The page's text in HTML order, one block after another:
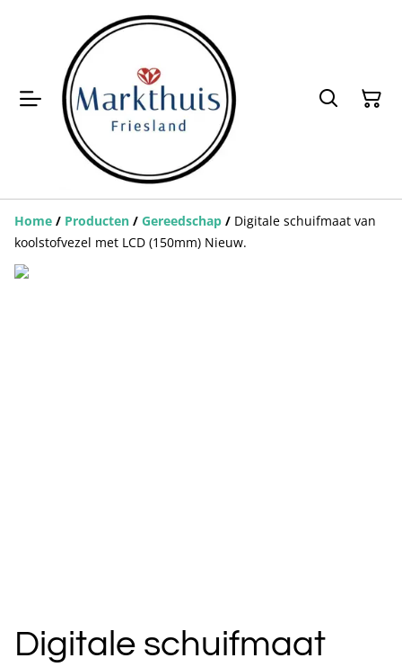
Home / Producten / Gereedschap / Digitale schuifmaat van
koolstofvezel met LCD (150mm) Nieuw.
Digitale schuifmaat